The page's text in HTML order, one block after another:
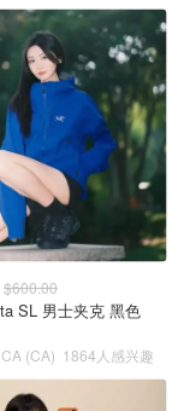
$600.00
SL 男士夹克 黑色
(CA) 1864人感兴趣